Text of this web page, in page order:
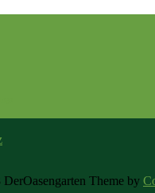
Theme by